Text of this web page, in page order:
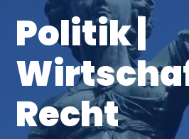
Politik |
Recht